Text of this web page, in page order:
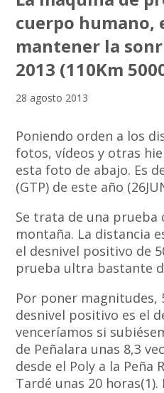
cuerpo humano,
mantener la
2013 (110Km
28 agosto 2013
Poniendo orden a los
fotos, vídeos y otras
esta foto de abajo. Es
(GTP) de este año
Se trata de una prueba
montaña. La distancia
el desnivel positivo de
prueba ultra bastante
Por poner magnitudes,
desnivel positivo es el
venceríamos si
de Peñalara unas 8,3
desde el Poly a la Peña
Tardé unas 20